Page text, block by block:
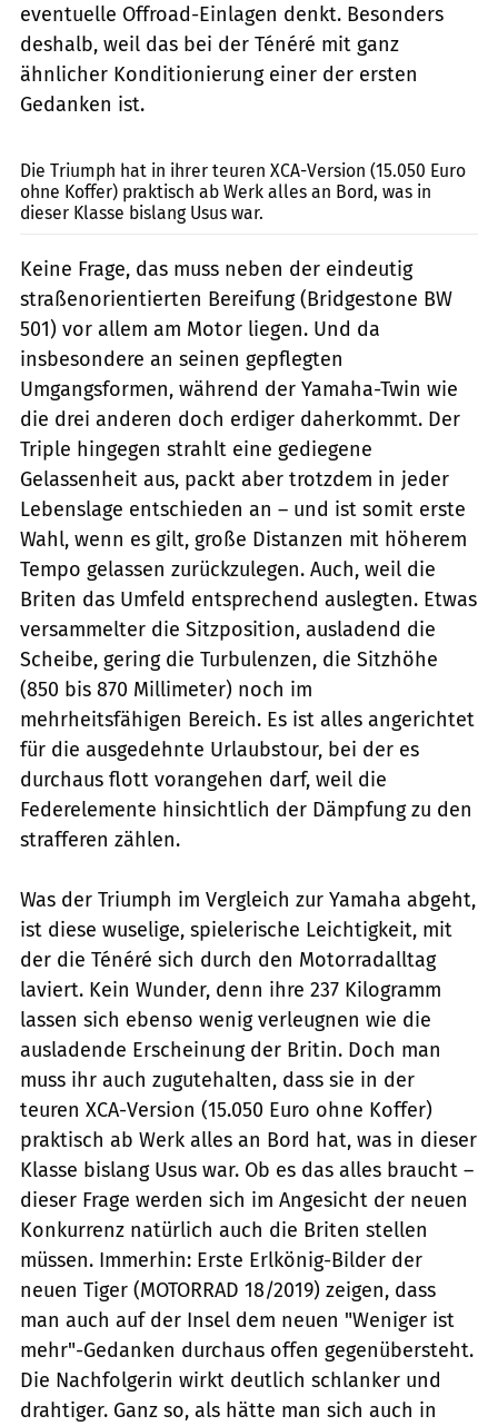
eventuelle Offroad-Einlagen denkt. Besonders
deshalb, weil das bei der Ténéré mit ganz
ähnlicher Konditionierung einer der ersten
Gedanken ist.
Die Triumph hat in ihrer teuren XCA-Version (15.050 Euro
ohne Koffer) praktisch ab Werk alles an Bord, was in
dieser Klasse bislang Usus war.
Keine Frage, das muss neben der eindeutig
straßenorientierten Bereifung (Bridgestone BW
501) vor allem am Motor liegen. Und da
insbesondere an seinen gepflegten
Umgangsformen, während der Yamaha-Twin wie
die drei anderen doch erdiger daherkommt. Der
Triple hingegen strahlt eine gediegene
Gelassenheit aus, packt aber trotzdem in jeder
Lebenslage entschieden an – und ist somit erste
Wahl, wenn es gilt, große Distanzen mit höherem
Tempo gelassen zurückzulegen. Auch, weil die
Briten das Umfeld entsprechend auslegten. Etwas
versammelter die Sitzposition, ausladend die
Scheibe, gering die Turbulenzen, die Sitzhöhe
(850 bis 870 Millimeter) noch im
mehrheitsfähigen Bereich. Es ist alles angerichtet
für die ausgedehnte Urlaubstour, bei der es
durchaus flott vorangehen darf, weil die
Federelemente hinsichtlich der Dämpfung zu den
strafferen zählen.
Was der Triumph im Vergleich zur Yamaha abgeht,
ist diese wuselige, spielerische Leichtigkeit, mit
der die Ténéré sich durch den Motorradalltag
laviert. Kein Wunder, denn ihre 237 Kilogramm
lassen sich ebenso wenig verleugnen wie die
ausladende Erscheinung der Britin. Doch man
muss ihr auch zugutehalten, dass sie in der
teuren XCA-Version (15.050 Euro ohne Koffer)
praktisch ab Werk alles an Bord hat, was in dieser
Klasse bislang Usus war. Ob es das alles braucht –
dieser Frage werden sich im Angesicht der neuen
Konkurrenz natürlich auch die Briten stellen
müssen. Immerhin: Erste Erlkönig-Bilder der
neuen Tiger (MOTORRAD 18/2019) zeigen, dass
man auch auf der Insel dem neuen "Weniger ist
mehr"-Gedanken durchaus offen gegenübersteht.
Die Nachfolgerin wirkt deutlich schlanker und
drahtiger. Ganz so, als hätte man sich auch in